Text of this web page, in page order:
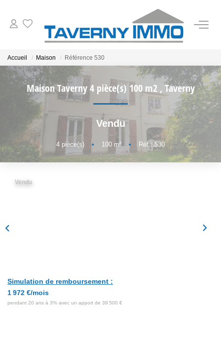
ESTIMATION
OUTILS
NOTRE AGENCE
Accueil Maison Référence 530
Maison Taverny 4 pièce(s) 100 m2 , Taverny
Vendu
4 pièce(s) • 100 m² • Réf : 530
Vendu
Simulation de remboursement :
1 972 €/mois
pendant 20 ans à 3% avec un apport de 39 500 €